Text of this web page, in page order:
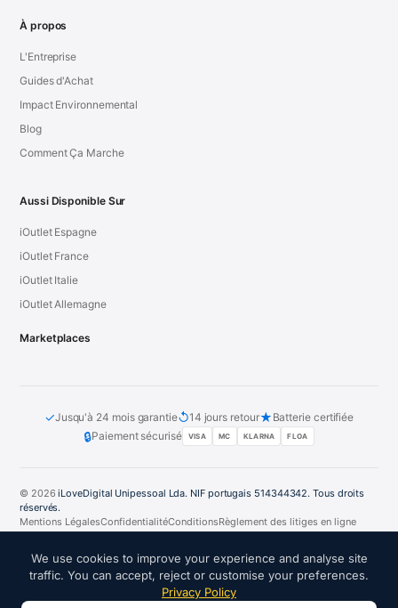
À propos
L'Entreprise
Guides d'Achat
Impact Environnemental
Blog
Comment Ça Marche
Aussi Disponible Sur
iOutlet Espagne
iOutlet France
iOutlet Italie
iOutlet Allemagne
Marketplaces
✓Jusqu'à 24 mois garantie↺14 jours retour★ Batterie certifiée
🔒Paiement sécurisé VISA MC KLARNA FLOA
© 2026iLoveDigital Unipessoal Lda. NIF portugais 514344342. Tous droits
réservés.
Mentions LégalesConfidentialitéConditionsRèglement des litiges en ligne
We use cookies to improve your experience and analyse site
traffic. You can accept, reject or customise your preferences.
Privacy Policy